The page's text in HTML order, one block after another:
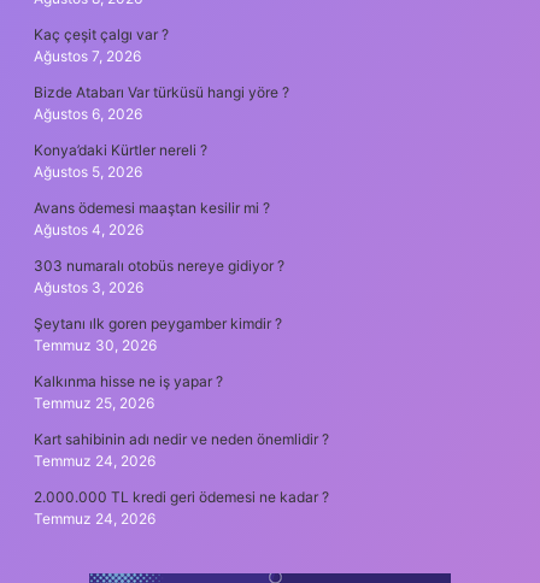
Kaç çeşit çalgı var ?
Ağustos 7, 2026
Bizde Atabarı Var türküsü hangi yöre ?
Ağustos 6, 2026
Konya’daki Kürtler nereli ?
Ağustos 5, 2026
Avans ödemesi maaştan kesilir mi ?
Ağustos 4, 2026
303 numaralı otobüs nereye gidiyor ?
Ağustos 3, 2026
Şeytanı ılk goren peygamber kimdir ?
Temmuz 30, 2026
Kalkınma hisse ne iş yapar ?
Temmuz 25, 2026
Kart sahibinin adı nedir ve neden önemlidir ?
Temmuz 24, 2026
2.000.000 TL kredi geri ödemesi ne kadar ?
Temmuz 24, 2026